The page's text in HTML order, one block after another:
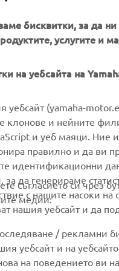
Yamaha
Dealer
FOR
eBike
First
бисквитки, за да
услугите и
на уебсайта на
уебсайт (yamaha-
клонове и нейните
и уеб маяци. Ние
правилно и да ви
идентификационни
за да генерираме
с нашите насоки
нашия уебсайт и да
съгласието си чрез
медии:
/ рекламни
уебсайт и на
на поведението ви